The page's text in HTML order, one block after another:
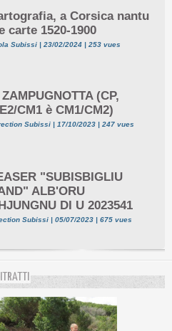
a Corsica nantu
carte 1520-1900
Subissi | 23/02/2024 | 253 vues
(CP,
CM1 è CM1/CM2)
Subissi | 17/10/2023 | 247 vues
"SUBISBIGLIU
ALB'ORU
DI U 2023541
Subissi | 05/07/2023 | 675 vues